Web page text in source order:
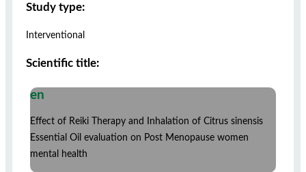
Study type:
Interventional
Scientific title:
en
Effect of Reiki Therapy and Inhalation of Citrus sinensis
Essential Oil evaluation on Post Menopause women
mental health